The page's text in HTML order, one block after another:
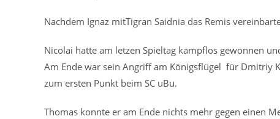
Nachdem Ignaz mitTigran Saidnia das Remis
Nicolai hatte am letzen Spieltag kampflos gewonnen
Am Ende war sein Angriff am Königsflügel für Dmitriy
zum ersten Punkt beim SC uBu.
Thomas konnte er am Ende nichts mehr gegen einen